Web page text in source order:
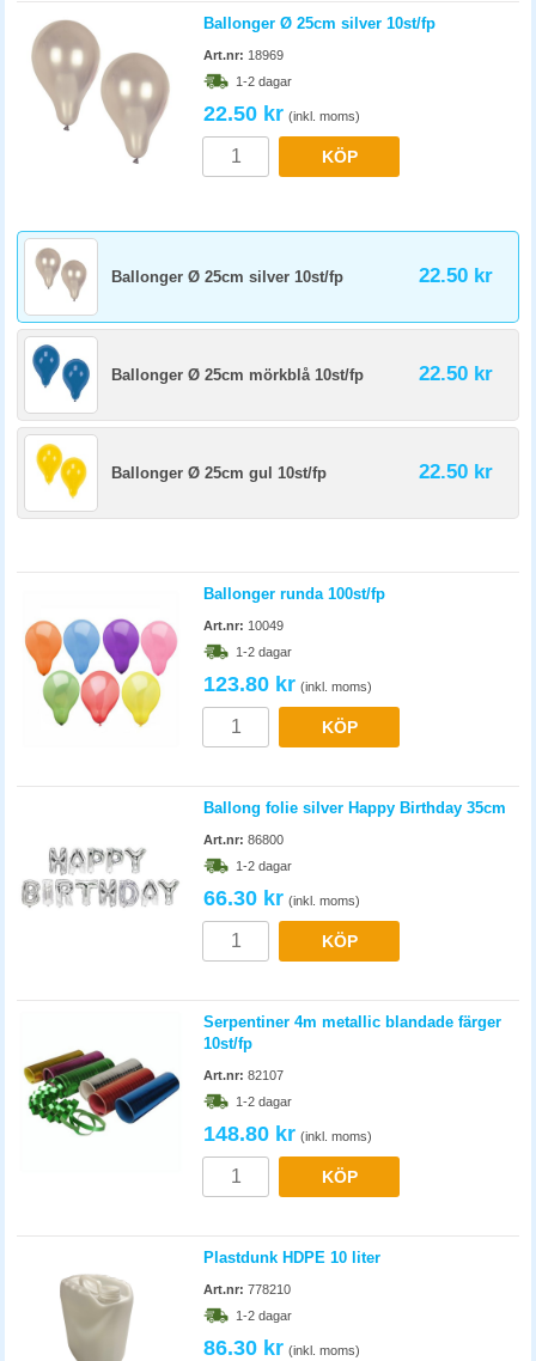
Ballonger Ø 25cm silver 10st/fp
Art.nr: 18969
1-2 dagar
22.50 kr (inkl. moms)
KÖP
Ballonger Ø 25cm silver 10st/fp 22.50 kr
Ballonger Ø 25cm mörkblå 10st/fp 22.50 kr
Ballonger Ø 25cm gul 10st/fp 22.50 kr
Ballonger runda 100st/fp
Art.nr: 10049
1-2 dagar
123.80 kr (inkl. moms)
KÖP
Ballong folie silver Happy Birthday 35cm
Art.nr: 86800
1-2 dagar
66.30 kr (inkl. moms)
KÖP
Serpentiner 4m metallic blandade färger
10st/fp
Art.nr: 82107
1-2 dagar
148.80 kr (inkl. moms)
KÖP
Plastdunk HDPE 10 liter
Art.nr: 778210
1-2 dagar
86.30 kr (inkl. moms)